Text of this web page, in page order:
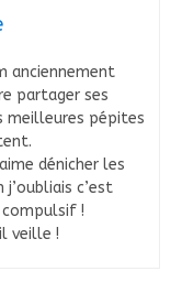
anciennement
partager ses
meilleures pépites
dénicher les
c’est
!
veille !